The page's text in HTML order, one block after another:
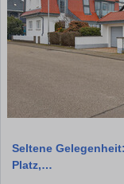
Seltene
Platz,…